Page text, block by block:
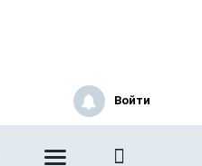
Войти